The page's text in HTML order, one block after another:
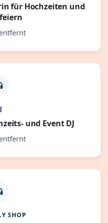
für Hochzeiten und
und Event DJ
SHOP